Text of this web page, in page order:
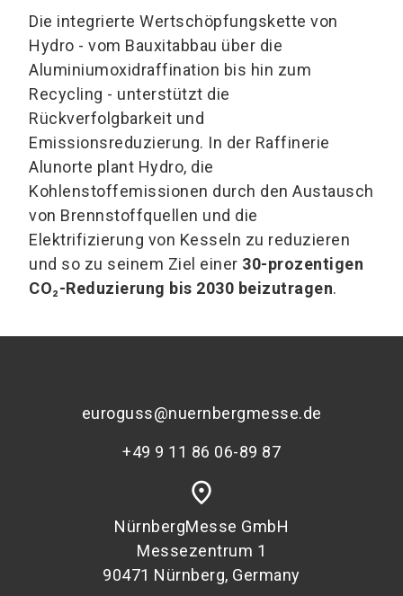
Die integrierte Wertschöpfungskette von
Hydro - vom Bauxitabbau über die
Aluminiumoxidraffination bis hin zum
Recycling - unterstützt die
Rückverfolgbarkeit und
Emissionsreduzierung. In der Raffinerie
Alunorte plant Hydro, die
Kohlenstoffemissionen durch den Austausch
von Brennstoffquellen und die
Elektrifizierung von Kesseln zu reduzieren
und so zu seinem Ziel einer 30-prozentigen
CO₂-Reduzierung bis 2030 beizutragen.
euroguss@nuernbergmesse.de
+49 9 11 86 06-89 87
place
NürnbergMesse GmbH
Messezentrum 1
90471 Nürnberg, Germany